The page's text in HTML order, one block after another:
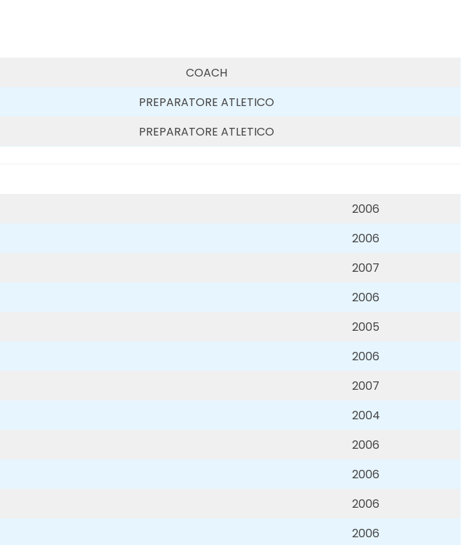
COACH
PREPARATORE ATLETICO
PREPARATORE ATLETICO
2006
2006
2007
2006
2005
2006
2007
2004
2006
2006
2006
2006